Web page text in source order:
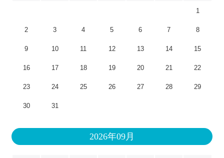
1
2 3 4 5 6 7 8
9 10 11 12 13 14 15
16 17 18 19 20 21 22
23 24 25 26 27 28 29
30 31
2026年09月